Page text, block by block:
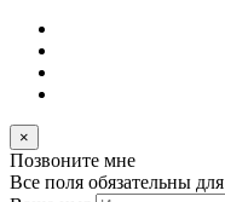
×
Позвоните мне
Все поля обязательны